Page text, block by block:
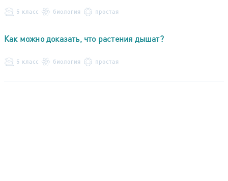
5 класс биология простая
Как можно доказать, что растения дышат?
5 класс биология простая